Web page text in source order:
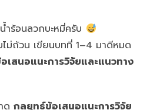
ำร้อนลวกบะหมี่ครับ
ม่ถ้วน เขียนบทที่ 1–4 มาดีหมด
เสนอแนะการวิจัยและแนวทาง
ดูกลยุทธ์ข้อเสนอแนะการวิจัย